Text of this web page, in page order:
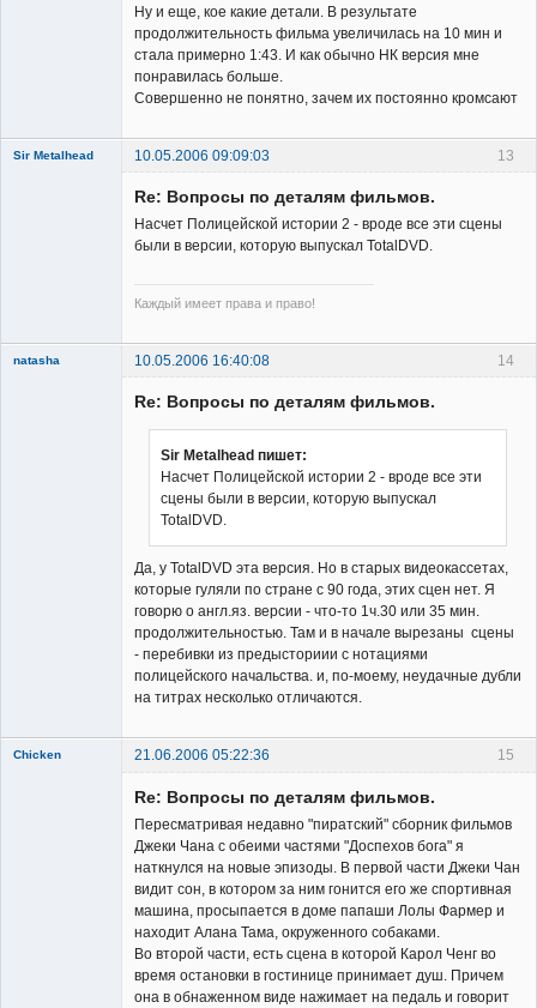
Ну и еще, кое какие детали. В результате
продолжительность фильма увеличилась на 10 мин и
стала примерно 1:43. И как обычно НК версия мне
понравилась больше.
Совершенно не понятно, зачем их постоянно кромсают
13
Sir Metalhead
10.05.2006 09:09:03
Re: Вопросы по деталям фильмов.
Насчет Полицейской истории 2 - вроде все эти сцены
были в версии, которую выпускал TotalDVD.
Каждый имеет права и право!
14
natasha 10.05.2006 16:40:08
Re: Вопросы по деталям фильмов.
Sir Metalhead пишет:
Насчет Полицейской истории 2 - вроде все эти
сцены были в версии, которую выпускал
TotalDVD.
Да, у TotalDVD эта версия. Но в старых видеокассетах,
которые гуляли по стране с 90 года, этих сцен нет. Я
говорю о англ.яз. версии - что-то 1ч.30 или 35 мин.
продолжительностью. Там и в начале вырезаны сцены
- перебивки из предысториии с нотациями
полицейского начальства. и, по-моему, неудачные дубли
на титрах несколько отличаются.
15
Chicken
21.06.2006 05:22:36
Re: Вопросы по деталям фильмов.
Пересматривая недавно "пиратский" сборник фильмов
Джеки Чана с обеими частями "Доспехов бога" я
наткнулся на новые эпизоды. В первой части Джеки Чан
видит сон, в котором за ним гонится его же спортивная
машина, просыпается в доме папаши Лолы Фармер и
находит Алана Тама, окруженного собаками.
Во второй части, есть сцена в которой Карол Ченг во
время остановки в гостинице принимает душ. Причем
она в обнаженном виде нажимает на педаль и говорит